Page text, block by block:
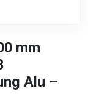
mm
Alu –